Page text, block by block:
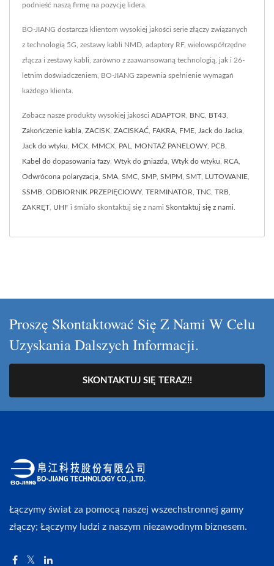
podnieść naszą firmę na pozycję lidera.
BO-JIANG dostarcza klientom wysokiej jakości serie złączy związanych
z technologią 5G, zestawy kabli NMD, adaptery RF, wielowspółrzędne
złącza i zestawy kabli, zarówno z zaawansowaną technologią, jak i 26-
letnim doświadczeniem, BO-JIANG zapewnia spełnienie wymagań
każdego klienta.
Zobacz nasze produkty wysokiej jakości ADAPTOR BNC BT43
Zakończenie kabla ZACISK ZACISKAĆ FAKRA FME Jack do Jacka
Jack do wtyku MCX MMCX PAL MONTAŻ PANELOWY, PCB
Kabel do dopasowania fazy Wtyk do gniazda Wtyk do wtyku RCA
Odwrócona polaryzacja SMA SMC SMP SMPM SMT LUTOWANIE
SSMB ODBIORNIK PRZEPIĘCIOWY, TERMINATOR TNC TRB
ZAKRĘT UHF i śmiało skontaktuj się z nami Skontaktuj się z nami
Proszę Skontaktować Się Z Nami W Celu
Uzyskania Dalszych Informacji.
SKONTAKTUJ SIĘ TERAZ!!
Łączymy świat za pomocą naszej wszechstronnej gamy
złączy; Łączymy ludzi z naszym niezawodnym biznesem.